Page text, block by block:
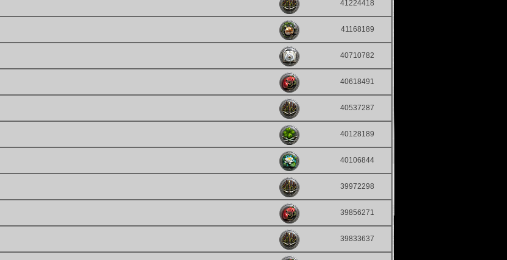
41224418
41168189
40710782
40618491
40537287
40128189
40106844
39972298
39856271
39833637